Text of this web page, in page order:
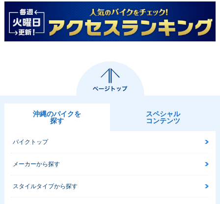
沖縄のバイクを
探す
スペシャル
コンテンツ
バイクトップ
メーカーから探す
スタイルタイプから探す